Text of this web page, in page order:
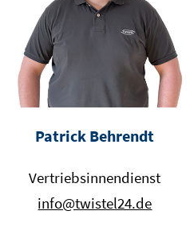
Patrick Behrendt
Vertriebsinnendienst
info@twistel24.de